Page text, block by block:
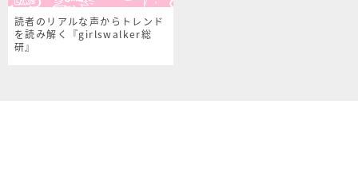
読者のリアルな声からトレンド
を読み解く『girlswalker総
研』